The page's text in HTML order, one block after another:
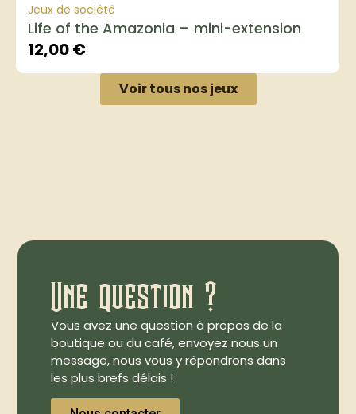
Jeux de société
Life of the Amazonia – mini-extension
12,00€
Voir tous nos jeux
Une question ?
Vous avez une question à propos de la
boutique ou du café, envoyez nous un
message, nous vous y répondrons dans
les plus brefs délais !